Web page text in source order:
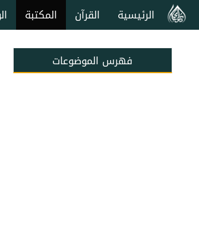
المكتبة القرآن الرئيسية
فهرس الموضوعات